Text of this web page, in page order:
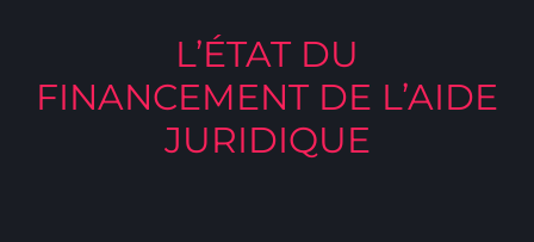
L’ÉTAT DU
FINANCEMENT DE L’AIDE
JURIDIQUE